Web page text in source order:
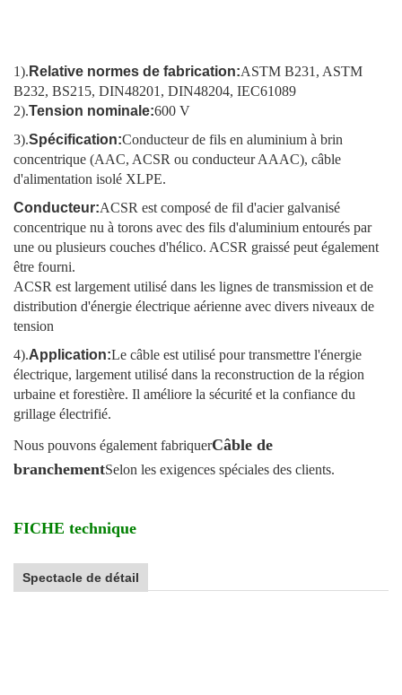
1). Relative normes de fabrication:ASTM B231, ASTM
B232, BS215, DIN48201, DIN48204, IEC61089
2).Tension nominale:600 V
3).Spécification:Conducteur de fils en aluminium à brin
concentrique (AAC, ACSR ou conducteur AAAC), câble
d'alimentation isolé XLPE.
Conducteur:ACSR est composé de fil d'acier galvanisé
concentrique nu à torons avec des fils d'aluminium entourés par
une ou plusieurs couches d'hélico. ACSR graissé peut également
être fourni.
ACSR est largement utilisé dans les lignes de transmission et de
distribution d'énergie électrique aérienne avec divers niveaux de
tension
4).Application:Le câble est utilisé pour transmettre l'énergie
électrique, largement utilisé dans la reconstruction de la région
urbaine et forestière. Il améliore la sécurité et la confiance du
grillage électrifié.
Nous pouvons également fabriquerCâble de
branchementSelon les exigences spéciales des clients.
FICHE technique
Spectacle de détail